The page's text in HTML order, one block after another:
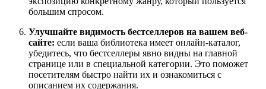
большим спросом.
Улучшайте видимость бестселлеров на вашем веб-
сайте: если ваша библиотека имеет онлайн-каталог,
убедитесь, что бестселлеры явно видны на главной
странице или в специальной категории. Это поможет
посетителям быстро найти их и ознакомиться с
описанием их содержания.